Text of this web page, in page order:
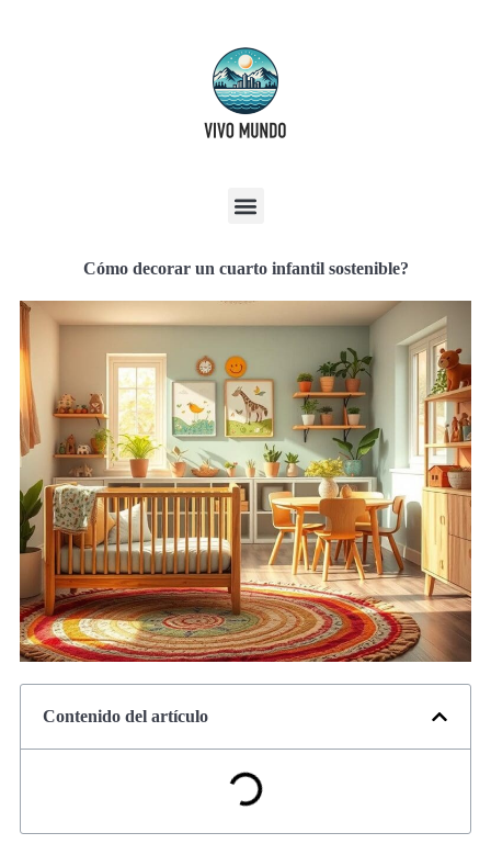
Cómo decorar un cuarto infantil sostenible?
Contenido del artículo